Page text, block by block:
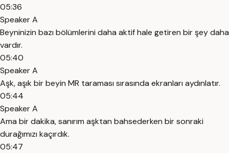
05:36
Speaker A
Beyninizin bazı bölümlerini daha aktif hale getiren bir şey daha
vardır.
05:40
Speaker A
Aşk, aşık bir beyin MR taraması sırasında ekranları aydınlatır.
05:44
Speaker A
Ama bir dakika, sanırım aşktan bahsederken bir sonraki
durağımızı kaçırdık.
05:47